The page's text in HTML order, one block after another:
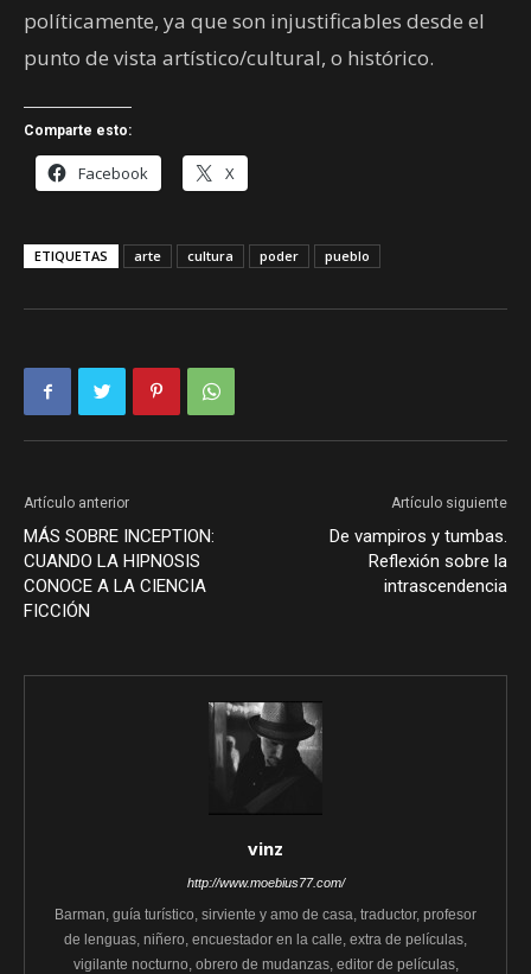
políticamente, ya que son injustificables desde el
punto de vista artístico/cultural, o histórico.
Comparte esto:
Facebook X
ETIQUETAS arte cultura poder pueblo
Artículo anterior
MÁS SOBRE INCEPTION:
CUANDO LA HIPNOSIS
CONOCE A LA CIENCIA
FICCIÓN
Artículo siguiente
De vampiros y tumbas.
Reflexión sobre la
intrascendencia
vinz
http://www.moebius77.com/
Barman, guía turístico, sirviente y amo de casa, traductor, profesor
de lenguas, niñero, encuestador en la calle, extra de películas,
vigilante nocturno, obrero de mudanzas, editor de películas,